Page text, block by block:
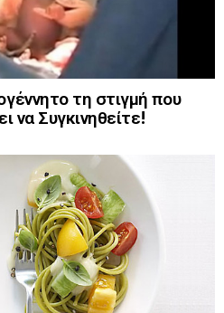
τη στιγμή που
να Συγκινηθείτε!